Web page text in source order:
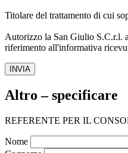
Titolare del trattamento di cui
Autorizzo la San Giulio S.C.r.l.
riferimento all'informativa
INVIA
Altro – specificare
REFERENTE PER IL
Nome